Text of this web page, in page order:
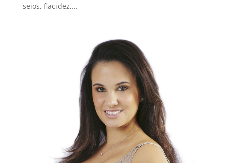
seios, flacidez,...